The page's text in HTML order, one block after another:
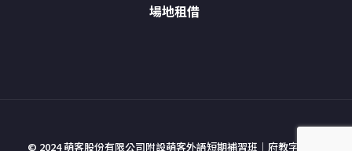
場地租借
© 2024 萌客股份有限公司附設萌客外語短期補習班｜府教字號